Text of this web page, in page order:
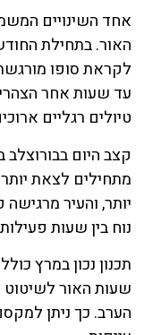
אחד השינויים
האור. בתחילת
לקראת סופו
עד שעות אחר
טיולים רגליים
קצב היום
מתחילים לצאת
יותר, והעיר מרגישה
נוח בין שעות
תכנון נכון במרץ
שעות האור לשיטוט
הערב. כך ניתן